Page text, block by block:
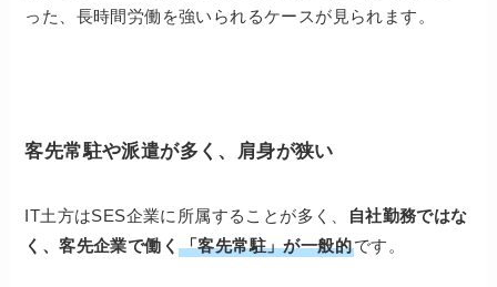
った、長時間労働を強いられるケースが見られます。
客先常駐や派遣が多く、肩身が狭い
IT土方はSES企業に所属することが多く、
自社勤務ではな
く、客先企業で働く「客先常駐」が一般的です。